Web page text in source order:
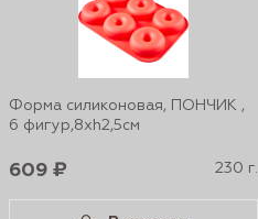
Форма силиконовая, ПОНЧИК ,
6 фигур,8хh2,5см
609 ₽ 230 г.